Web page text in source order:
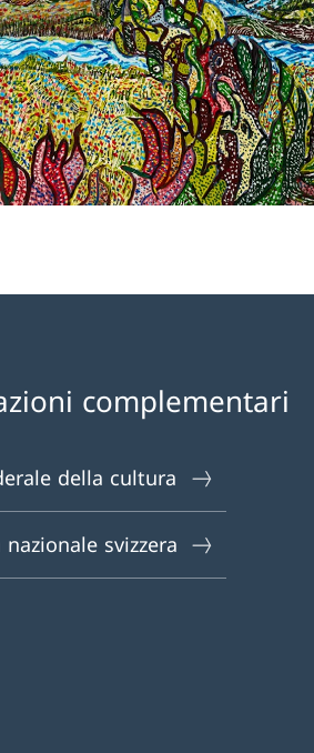
complementari
della cultura
svizzera